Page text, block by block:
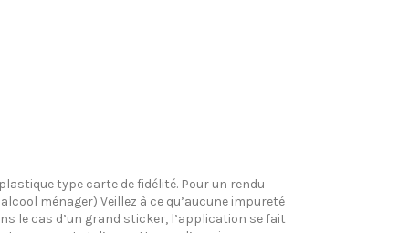
type carte de fidélité. Pour un rendu
ménager) Veillez à ce qu’aucune impureté
le cas d’un grand sticker, l’application se fait